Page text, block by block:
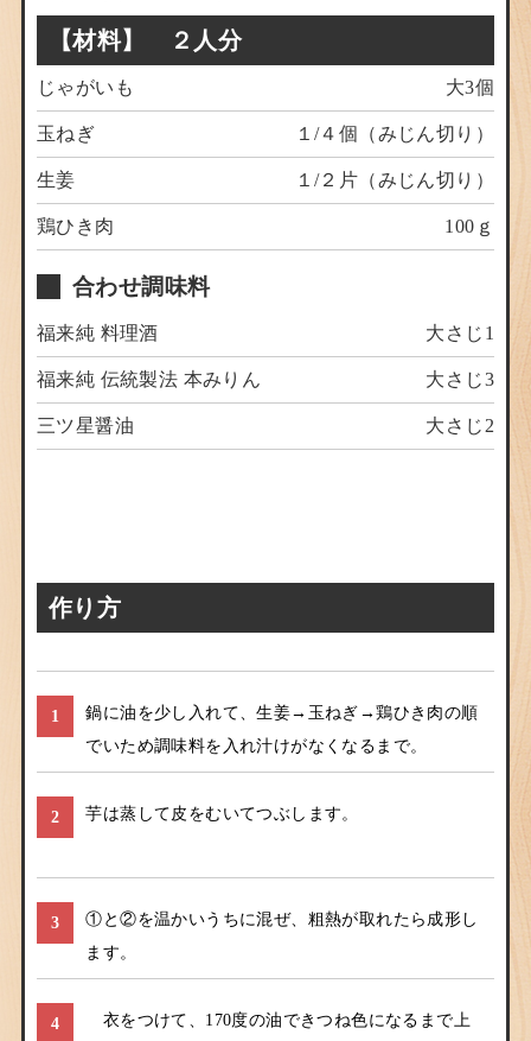
【材料】 ２人分
じゃがいも 大3個
玉ねぎ １/４個（みじん切り）
生姜 １/２片（みじん切り）
鶏ひき肉 100ｇ
合わせ調味料
福来純 料理酒 大さじ1
福来純 伝統製法 本みりん 大さじ3
三ツ星醤油 大さじ2
作り方
1
鍋に油を少し入れて、生姜→玉ねぎ→鶏ひき肉の順
でいため調味料を入れ汁けがなくなるまで。
2 芋は蒸して皮をむいてつぶします。
3
①と②を温かいうちに混ぜ、粗熱が取れたら成形し
ます。
4
衣をつけて、170度の油できつね色になるまで上